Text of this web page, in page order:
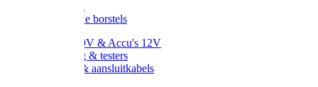
Hygienische borstels
Batterijen 9V & Accu's 12V
Beveiliging & testers
Kabelsets & aansluitkabels